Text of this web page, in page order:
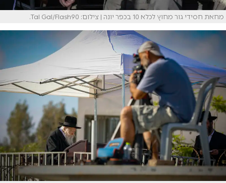
מחאת חסידי גור מחוץ לכלא 10 בכפר יונה | צילום: Tal Gal/Flash90.